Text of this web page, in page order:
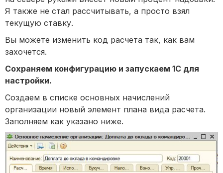
Я также не стал рассчитывать, а просто взял
текущую ставку.
Вы можете изменить код расчета так, как вам
захочется.
Сохраняем конфигурацию и запускаем 1С для
настройки.
Создаем в списке основных начислений
организации новый элемент плана вида расчета.
Заполняем как указано ниже.